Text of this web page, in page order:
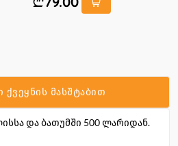
მასშტაბით
და ბათუმში 500 ლარიდან.